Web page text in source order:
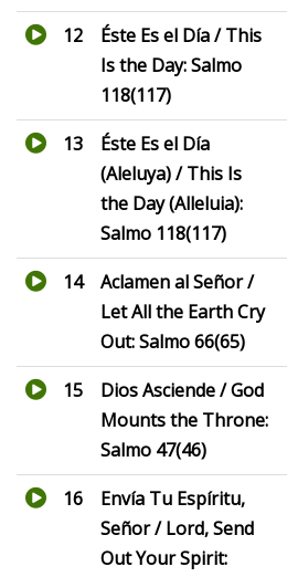
12
Éste Es el Día / This
Is the Day: Salmo
118(117)
13
Éste Es el Día
(Aleluya) / This Is
the Day (Alleluia):
Salmo 118(117)
14
Aclamen al Señor /
Let All the Earth Cry
Out: Salmo 66(65)
15
Dios Asciende / God
Mounts the Throne:
Salmo 47(46)
16
Envía Tu Espíritu,
Señor / Lord, Send
Out Your Spirit: